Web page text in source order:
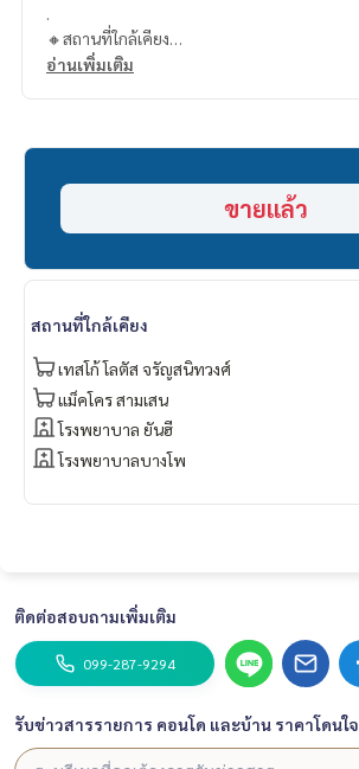
.
🔸สถานที่ใกล้เคียง
- การไฟฟ้าฝ่ายผลิต บางกรวย
- เมเจอร์ ปิ่นเกล้า
- บิ๊กซี วงศ์สว่าง
ยินดีให้คำปรึกษา ยื่นกู้ให้ฟรี
สนใจติดต่อฟลุ๊ค
Line Id : @docondo
.
อยากดูคอนโด ต้องที่
DoCondo.com
อ่านเพิ่มเติม
ขายแล้ว
สถานที่ใกล้เคียง
เทสโก้ โลตัส จรัญสนิทวงศ์
แม็คโคร สามเสน
โรงพยาบาล ยันฮี
โรงพยาบาลบางโพ
ติดต่อสอบถามเพิ่มเติม
099-287-9294
รับข่าวสารรายการ คอนโด และบ้าน ราคาโดนใจ